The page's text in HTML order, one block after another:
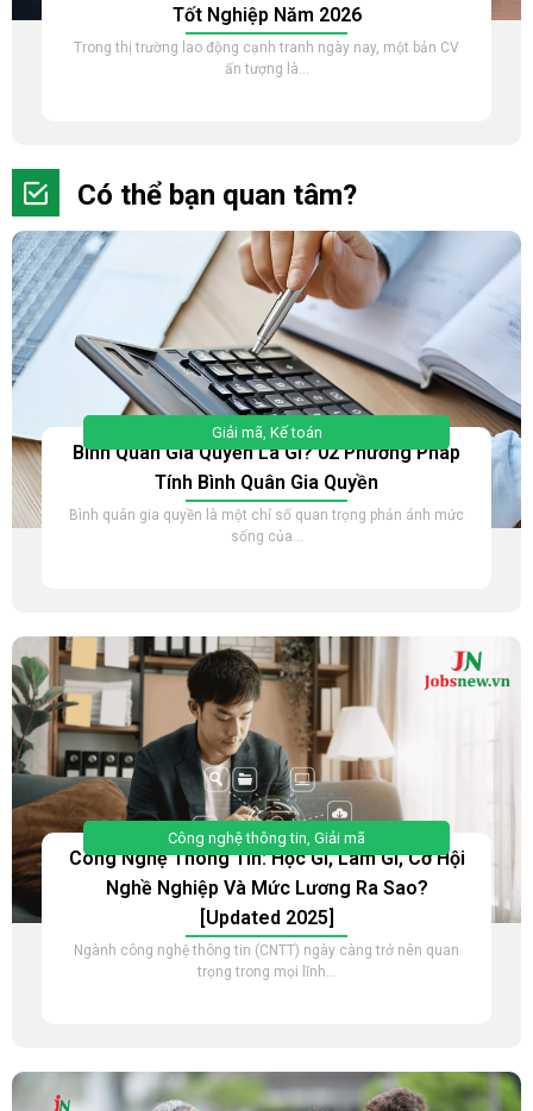
Tốt Nghiệp Năm 2026
Trong thị trường lao động cạnh tranh ngày nay, một bản CV
ấn tượng là...
Có thể bạn quan tâm?
Giải mã Kế toán
Bình Quân Gia Quyền Là Gì? 02 Phương Pháp
Tính Bình Quân Gia Quyền
Bình quân gia quyền là một chỉ số quan trọng phản ánh mức
sống của...
Công nghệ thông tin Giải mã
Công Nghệ Thông Tin: Học Gì, Làm Gì, Cơ Hội
Nghề Nghiệp Và Mức Lương Ra Sao?
[Updated 2025]
Ngành công nghệ thông tin (CNTT) ngày càng trở nên quan
trọng trong mọi lĩnh...